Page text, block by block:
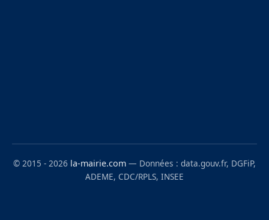
© 2015 - 2026 la-mairie.com — Données : data.gouv.fr, DGFiP,
ADEME, CDC/RPLS, INSEE